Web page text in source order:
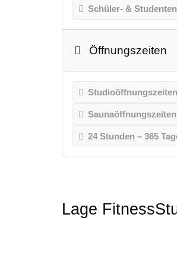
Schüler- &
Öffnungszeiten
Studioöffnungszeiten
Saunaöffnungszeiten
24 Stunden – 365
Lage